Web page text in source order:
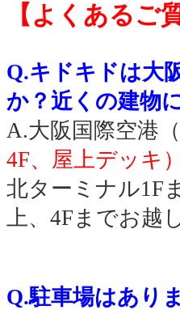
【よくあるご
Q.キドキドは大
か？近くの建物
A.大阪国際空港
4F、屋上デッキ）
北ターミナル1F
上、4Fまでお越
Q.駐車場はあり